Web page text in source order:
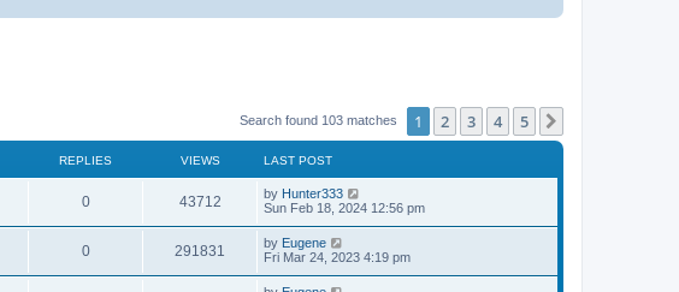
Search found 103 matches 1 2 3 4 5
REPLIES VIEWS LAST POST
0R
e
43712V
i
L
a
t
p
o
s
by Hunter333
Sun Feb 18, 2024 12:56 pm
0R
e
291831
i
L
a
t
by Eugene
Fri Mar 24, 2023 4:19 pm